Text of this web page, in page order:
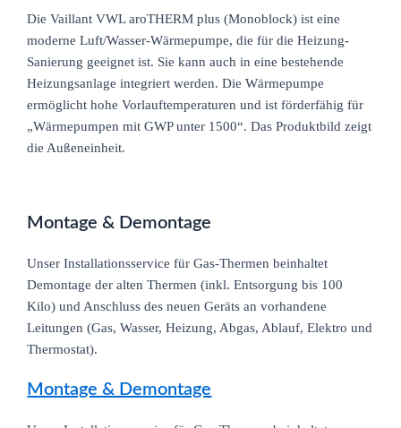
Die Vaillant VWL aroTHERM plus (Monoblock) ist eine
moderne Luft/Wasser-Wärmepumpe, die für die Heizung-
Sanierung geeignet ist. Sie kann auch in eine bestehende
Heizungsanlage integriert werden. Die Wärmepumpe
ermöglicht hohe Vorlauftemperaturen und ist förderfähig für
„Wärmepumpen mit GWP unter 1500“. Das Produktbild zeigt
die Außeneinheit.
Montage & Demontage
Unser Installationsservice für Gas-Thermen beinhaltet
Demontage der alten Thermen (inkl. Entsorgung bis 100
Kilo) und Anschluss des neuen Geräts an vorhandene
Leitungen (Gas, Wasser, Heizung, Abgas, Ablauf, Elektro und
Thermostat).
Montage & Demontage